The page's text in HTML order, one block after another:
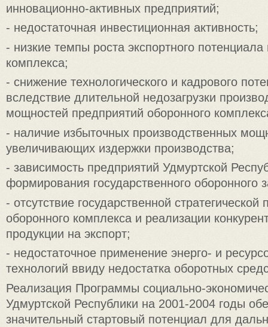
инновационно-активных предприятий;
- недостаточная инвестиционная активность;
- низкие темпы роста экспортного
комплекса;
- снижение технологического и кадрового
вследствие длительной недозагрузки
мощностей предприятий оборонного
- наличие избыточных производственных
увеличивающих издержки производства;
- зависимость предприятий Удмуртской
формирования государственного оборонного
- отсутствие государственной стратегической
оборонного комплекса и реализации
продукции на экспорт;
- недостаточное применение энерго- и
технологий ввиду недостатка оборотных
Реализация Программы социально-
Удмуртской Республики на 2001-2004 годы
значительный стартовый потенциал для